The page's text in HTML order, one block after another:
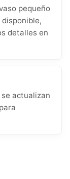
pequeño
detalles en
actualizan